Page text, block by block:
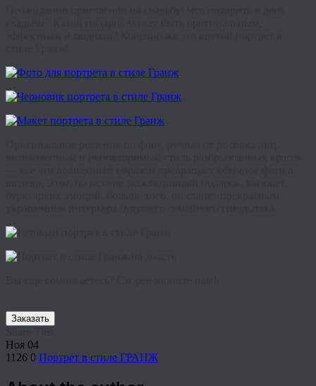
Заказать
Ноя 04
1126 0 Портрет в стиле ГРАНЖ